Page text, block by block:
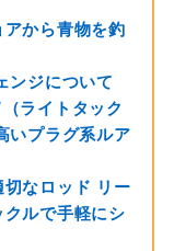
から青物を釣
ンジについて
ライトタック
いプラグ系ルア
なロッド リー
ルで手軽にシ